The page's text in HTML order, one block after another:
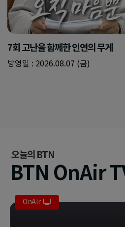
7회 고난을 함께한 인연의 무게
방영일 : 2026.08.07 (금)
오늘의 BTN
BTN OnAir
OnAir